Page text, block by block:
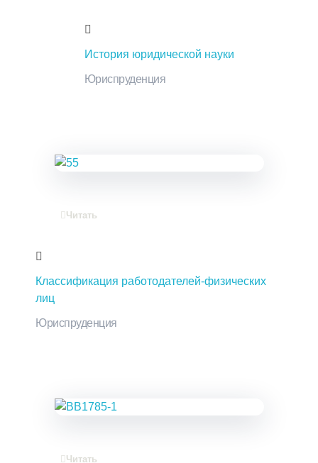
История юридической науки
Юриспруденция
Классификация работодателей-физических
лиц
Юриспруденция
Читать
Читать